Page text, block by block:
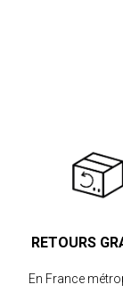
RETOURS
En France